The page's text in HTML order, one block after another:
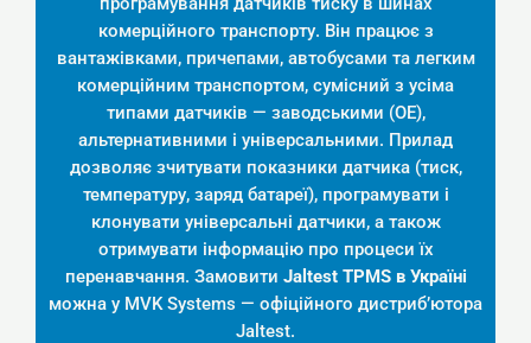
комерційного транспорту. Він працює з
вантажівками, причепами, автобусами та легким
комерційним транспортом, сумісний з усіма
типами датчиків — заводськими (OE),
альтернативними і універсальними. Прилад
дозволяє зчитувати показники датчика (тиск,
температуру, заряд батареї), програмувати і
клонувати універсальні датчики, а також
отримувати інформацію про процеси їх
перенавчання. Замовити Jaltest TPMS в Україні
можна у MVK Systems — офіційного дистриб’ютора
Jaltest.